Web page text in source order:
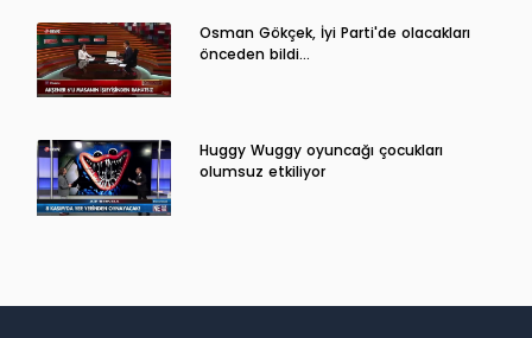
Osman Gökçek, İyi Parti'de olacakları
önceden bildi...
Huggy Wuggy oyuncağı çocukları
olumsuz etkiliyor